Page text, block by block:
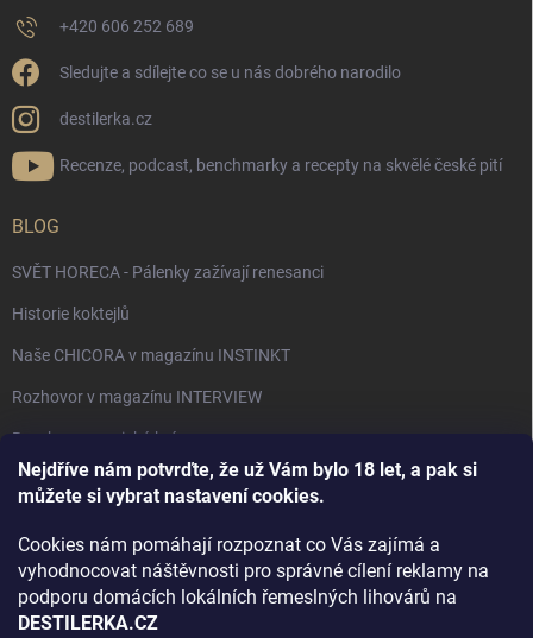
Nejdříve nám potvrďte, že už Vám bylo 18 let, a pak si
můžete si vybrat nastavení cookies.
Cookies nám pomáhají rozpoznat co Vás zajímá a
vyhodnocovat náštěvnosti pro správné cílení reklamy na
podporu domácích lokálních řemeslných lihovárů na
DESTILERKA.CZ
+420 606 252 689
Sledujte a sdílejte co se u nás dobrého narodilo
destilerka.cz
Recenze, podcast, benchmarky a recepty na skvělé české pití
BLOG
SVĚT HORECA - Pálenky zažívají renesanci
Historie koktejlů
Naše CHICORA v magazínu INSTINKT
Rozhovor v magazínu INTERVIEW
Bourbon, americká krása.
Napsali v TÝDNU o naší práci
Rozhovor s DESTILERKA.CZ v magazínu DRINKING-CAT
Jak vybrat dárek na Vánoce